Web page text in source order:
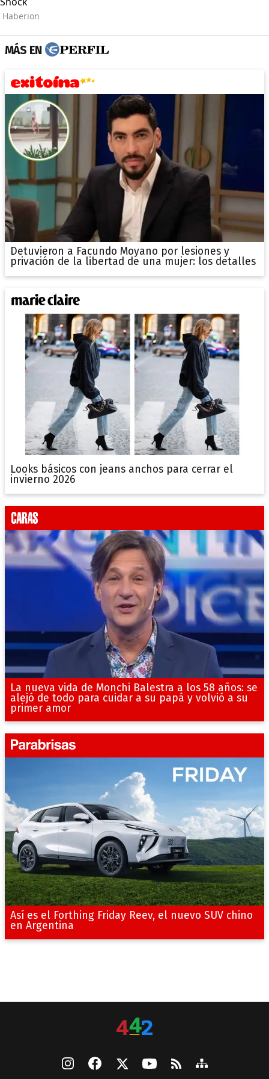
MÁS EN
Detuvieron a Facundo Moyano por lesiones y
privación de la libertad de una mujer: los detalles
Looks básicos con jeans anchos para cerrar el
invierno 2026
La nueva vida de Monchi Balestra a los 58 años: se
alejó de todo para cuidar a su papá y volvió a su
primer amor
Así es el Forthing Friday Reev, el nuevo SUV chino
en Argentina